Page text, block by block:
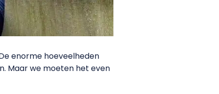
enorme hoeveelheden
Maar we moeten het even